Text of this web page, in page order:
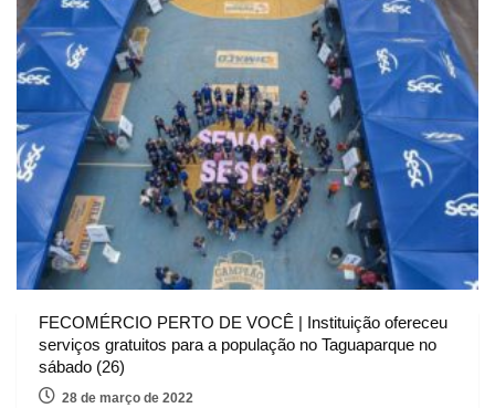
FECOMÉRCIO PERTO DE VOCÊ | Instituição ofereceu
serviços gratuitos para a população no Taguaparque no
sábado (26)
28 de março de 2022